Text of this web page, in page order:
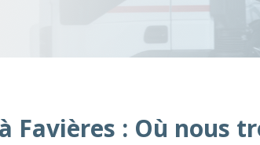
Favières : Où nous